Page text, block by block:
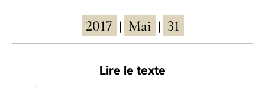
2017 Mai 31
Lire le texte